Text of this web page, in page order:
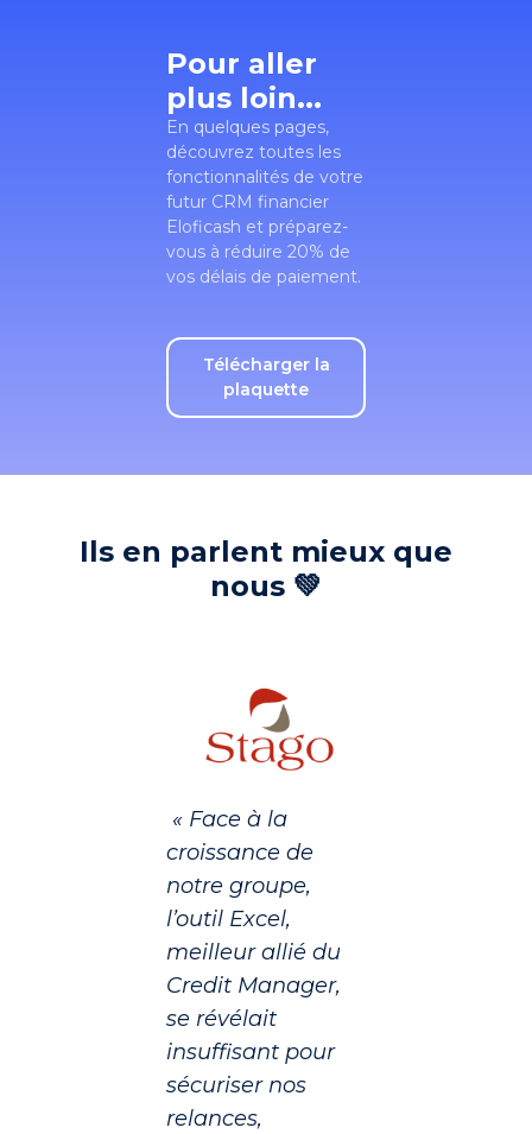
Pour aller
plus loin...
En quelques pages,
découvrez toutes les
fonctionnalités de votre
futur CRM financier
Eloficash et préparez-
vous à réduire 20% de
vos délais de paiement.
Télécharger la
plaquette
Ils en parlent mieux que
nous 💚
« Face à la
croissance de
notre groupe,
l’outil Excel,
meilleur allié du
Credit Manager,
se révélait
insuffisant pour
sécuriser nos
relances,